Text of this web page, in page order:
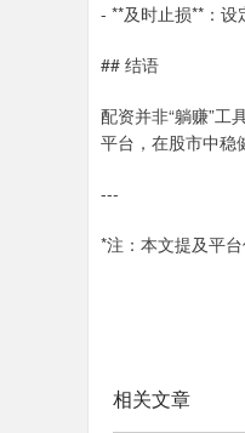
- **及时止损**：设
## 结语
配资并非“躺赚”工
平台，在股市中稳
---
*注：本文提及平
相关文章